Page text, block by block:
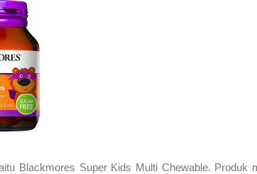
Blackmores Super Kids Multi Chewable. Produk